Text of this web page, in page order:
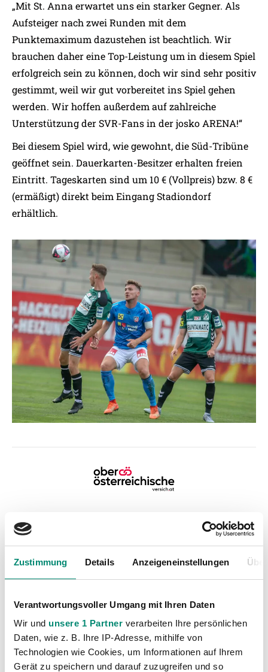
Zustimmung Details Anzeigeneinstellungen
Verantwortungsvoller Umgang mit Ihren Daten
Wir und unsere 1 Partner verarbeiten Ihre persönlichen
Daten, wie z. B. Ihre IP-Adresse, mithilfe von
Technologien wie Cookies, um Informationen auf Ihrem
Gerät zu speichern und darauf zuzugreifen und so
„Mit St. Anna erwartet uns ein starker Gegner. Als
Aufsteiger nach zwei Runden mit dem
Punktemaximum dazustehen ist beachtlich. Wir
brauchen daher eine Top-Leistung um in diesem Spiel
erfolgreich sein zu können, doch wir sind sehr positiv
gestimmt, weil wir gut vorbereitet ins Spiel gehen
werden. Wir hoffen außerdem auf zahlreiche
Unterstützung der SVR-Fans in der josko ARENA!“
Bei diesem Spiel wird, wie gewohnt, die Süd-Tribüne
geöffnet sein. Dauerkarten-Besitzer erhalten freien
Eintritt. Tageskarten sind um 10 € (Vollpreis) bzw. 8 €
(ermäßigt) direkt beim Eingang Stadiondorf
erhältlich.
Kategorien
Akademie
(236)
Damen
Junge Wikinger Ried
(413)
Nachwuchs
Profis